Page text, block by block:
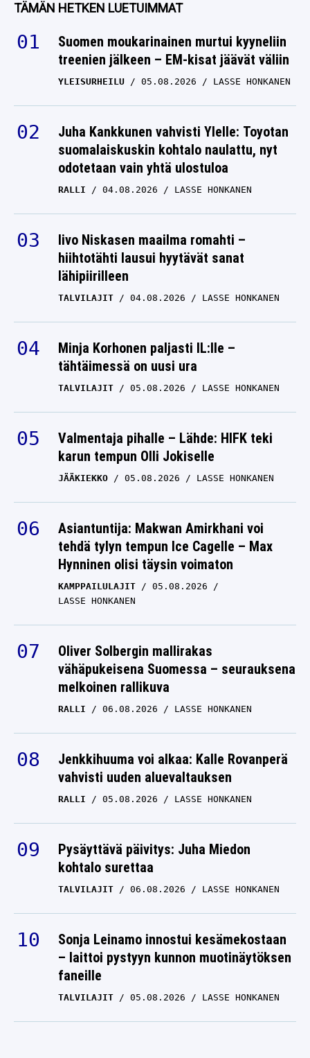
TÄMÄN HETKEN LUETUIMMAT
Suomen moukarinainen murtui kyyneliin
treenien jälkeen – EM-kisat jäävät väliin
YLEISURHEILU 05.08.2026 LASSE HONKANEN
Juha Kankkunen vahvisti Ylelle: Toyotan
suomalaiskuskin kohtalo naulattu, nyt
odotetaan vain yhtä ulostuloa
RALLI 04.08.2026 LASSE HONKANEN
Iivo Niskasen maailma romahti –
hiihtotähti lausui hyytävät sanat
lähipiirilleen
TALVILAJIT 04.08.2026 LASSE HONKANEN
Minja Korhonen paljasti IL:lle –
tähtäimessä on uusi ura
TALVILAJIT 05.08.2026 LASSE HONKANEN
Valmentaja pihalle – Lähde: HIFK teki
karun tempun Olli Jokiselle
JÄÄKIEKKO 05.08.2026 LASSE HONKANEN
Asiantuntija: Makwan Amirkhani voi
tehdä tylyn tempun Ice Cagelle – Max
Hynninen olisi täysin voimaton
KAMPPAILULAJIT
05.08.2026
LASSE HONKANEN
Oliver Solbergin mallirakas
vähäpukeisena Suomessa – seurauksena
melkoinen rallikuva
RALLI 06.08.2026 LASSE HONKANEN
Jenkkihuuma voi alkaa: Kalle Rovanperä
vahvisti uuden aluevaltauksen
RALLI 05.08.2026 LASSE HONKANEN
Pysäyttävä päivitys: Juha Miedon
kohtalo surettaa
TALVILAJIT 06.08.2026 LASSE HONKANEN
Sonja Leinamo innostui kesämekostaan
– laittoi pystyyn kunnon muotinäytöksen
faneille
TALVILAJIT 05.08.2026 LASSE HONKANEN